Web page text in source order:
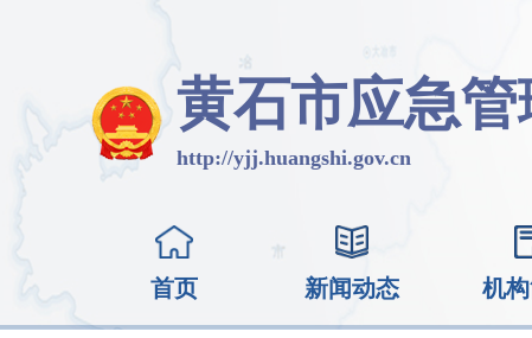
黄石市应急管
http://yjj.huangshi.gov.cn
首页 新闻动态 机